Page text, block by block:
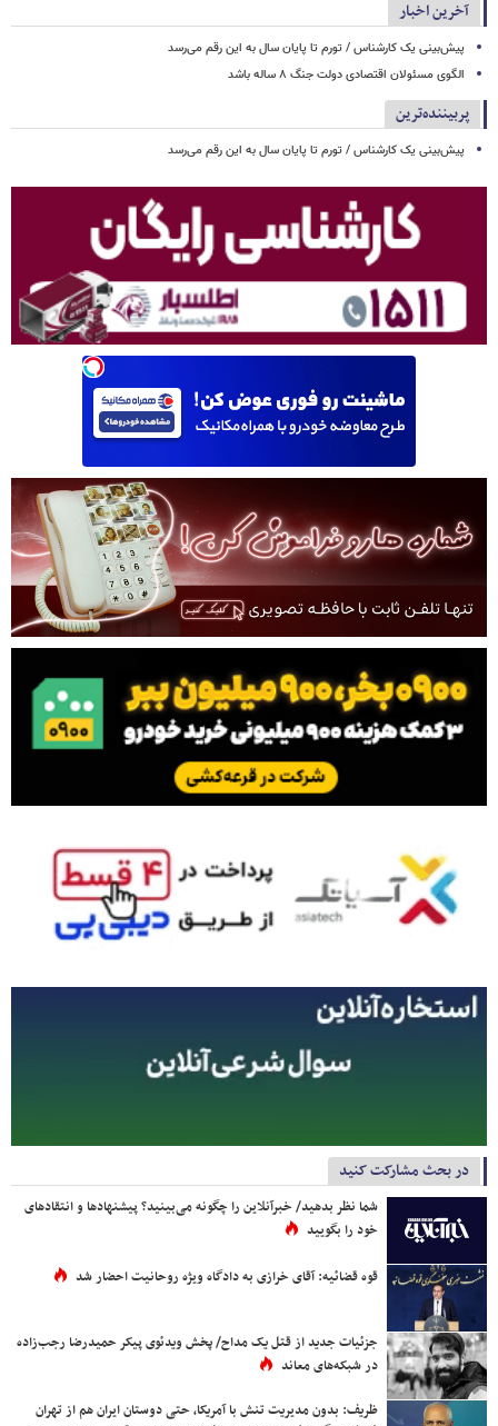
آخرین اخبار
پیش‌بینی یک کارشناس / تورم تا پایان سال به این رقم می‌رسد
الگوی مسئولان اقتصادی دولت جنگ ۸ ساله باشد
پربیننده‌ترین
پیش‌بینی یک کارشناس / تورم تا پایان سال به این رقم می‌رسد
در بحث مشارکت کنید
شما نظر بدهید/ خبرآنلاین را چگونه می‌بینید؟ پیشنهادها و انتقادهای
خود را بگویید
قوه قضائیه: آقای خرازی به دادگاه ویژه روحانیت احضار شد
جزئیات جدید از قتل یک مداح/ پخش ویدئوی پیکر حمیدرضا رجب‌زاده
در شبکه‌های معاند
ظریف: بدون مدیریت تنش با آمریکا، حتی دوستان ایران هم از تهران